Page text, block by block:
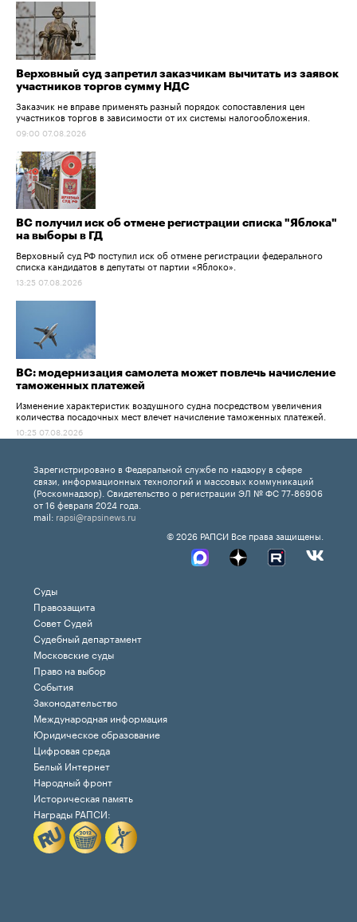
Верховный суд запретил заказчикам вычитать из заявок
участников торгов сумму НДС
Заказчик не вправе применять разный порядок сопоставления цен
участников торгов в зависимости от их системы налогообложения.
09:00 07.08.2026
ВС получил иск об отмене регистрации списка "Яблока"
на выборы в ГД
Верховный суд РФ поступил иск об отмене регистрации федерального
списка кандидатов в депутаты от партии «Яблоко».
13:25 07.08.2026
ВС: модернизация самолета может повлечь начисление
таможенных платежей
Изменение характеристик воздушного судна посредством увеличения
количества посадочных мест влечет начисление таможенных платежей.
10:25 07.08.2026
Зарегистрировано в Федеральной службе по надзору в сфере
связи, информационных технологий и массовых коммуникаций
(Роскомнадзор). Свидетельство о регистрации ЭЛ № ФС 77-86906
от 16 февраля 2024 года.
mail: rapsi@rapsinews.ru
© 2026 РАПСИ Все права защищены.
Суды
Правозащита
Совет Судей
Судебный департамент
Московские суды
Право на выбор
События
Законодательство
Международная информация
Юридическое образование
Цифровая среда
Белый Интернет
Народный фронт
Историческая память
Награды РАПСИ: